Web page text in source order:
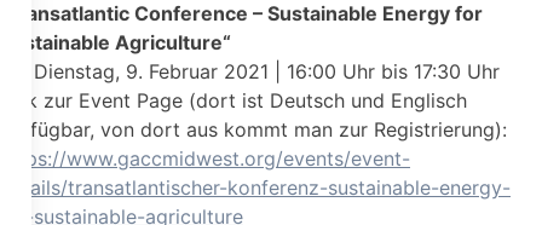
„Transatlantic Conference – Sustainable Energy for
Sustainable Agriculture“
am Dienstag, 9. Februar 2021 | 16:00 Uhr bis 17:30 Uhr
Link zur Event Page (dort ist Deutsch und Englisch
verfügbar, von dort aus kommt man zur Registrierung):
https://www.gaccmidwest.org/events/event-
details/transatlantischer-konferenz-sustainable-energy-
for-sustainable-agriculture